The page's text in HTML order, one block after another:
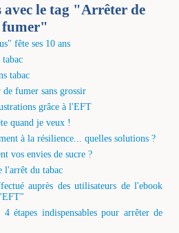
avec le tag "Arrêter de
fumer"
fête ses 10 ans
tabac
fumer sans grossir
grâce à l'EFT
quand je veux !
à la résilience... quelles solutions ?
vos envies de sucre ?
l'arrêt du tabac
auprès des utilisateurs de l'ebook
étapes indispensables pour arrêter de